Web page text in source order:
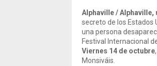
Alphaville / Alphaville,
secreto de los Estados
una persona
Festival Internacional
Viernes 14 de octubre
Monsiváis.